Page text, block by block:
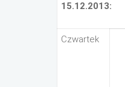
15.12.2013:
Czwartek